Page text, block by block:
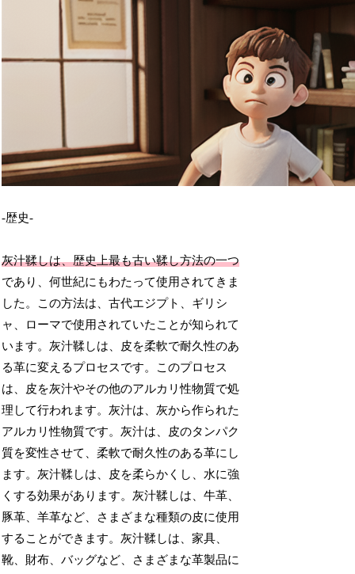
-歴史-
灰汁鞣しは、歴史上最も古い鞣し方法の一つ
であり、何世紀にもわたって使用されてきま
した。この方法は、古代エジプト、ギリシ
ャ、ローマで使用されていたことが知られて
います。灰汁鞣しは、皮を柔軟で耐久性のあ
る革に変えるプロセスです。このプロセス
は、皮を灰汁やその他のアルカリ性物質で処
理して行われます。灰汁は、灰から作られた
アルカリ性物質です。灰汁は、皮のタンパク
質を変性させて、柔軟で耐久性のある革にし
ます。灰汁鞣しは、皮を柔らかくし、水に強
くする効果があります。灰汁鞣しは、牛革、
豚革、羊革など、さまざまな種類の皮に使用
することができます。灰汁鞣しは、家具、
靴、財布、バッグなど、さまざまな革製品に